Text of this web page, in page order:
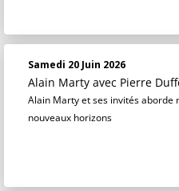
Samedi 20 Juin 2026
Alain Marty avec Pierre
Alain Marty et ses invités aborde
nouveaux horizons